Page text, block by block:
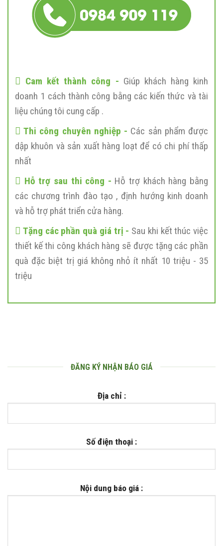
Cam kết thành công - Giúp khách hàng kinh
doanh 1 cách thành công bằng các kiến thức và tài
liệu chúng tôi cung cấp .
Thi công chuyên nghiệp - Các sản phẩm được
dập khuôn và sản xuất hàng loạt để có chi phí thấp
nhất
Hỗ trợ sau thi công - Hỗ trợ khách hàng bằng
các chương trình đào tạo , định hướng kinh doanh
và hỗ trợ phát triển cửa hàng.
Tặng các phần quà giá trị - Sau khi kết thúc việc
thiết kế thi công khách hàng sẽ được tặng các phần
quà đặc biệt trị giá không nhỏ ít nhất 10 triệu - 35
triệu
ĐĂNG KÝ NHẬN BÁO GIÁ
Địa chỉ :
Số điện thoại :
Nội dung báo giá :